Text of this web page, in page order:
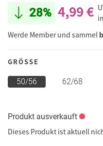
28% 4,99 €
Werde Member und sammel
GRÖSSE
50/56 62/68
Produkt ausverkauft
Dieses Produkt ist aktuell